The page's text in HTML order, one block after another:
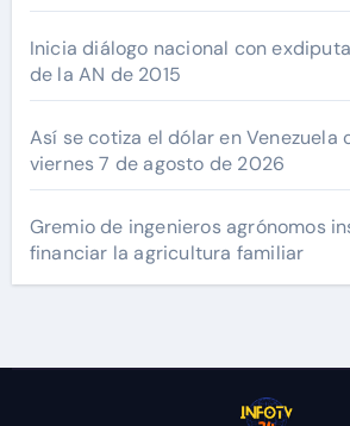
Inicia diálogo nacional con
de la AN de 2015
Así se cotiza el dólar en Venezuela
viernes 7 de agosto de 2026
Gremio de ingenieros agrónomos
financiar la agricultura familiar